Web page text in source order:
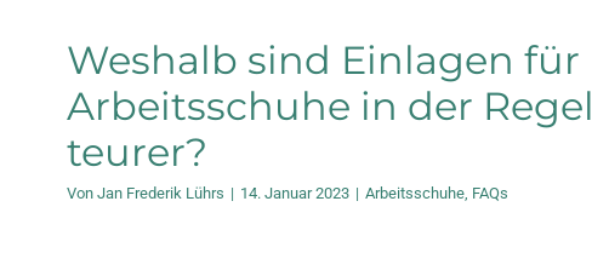
Weshalb sind Einlagen für
Arbeitsschuhe in der Regel
teurer?
Von Jan Frederik Lührs | 14. Januar 2023 | Arbeitsschuhe FAQs